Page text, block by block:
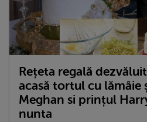
Rețeta regală
acasă tortul cu lămâie
Meghan si prințul
nunta